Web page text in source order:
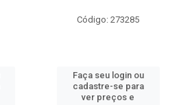
Código: 273285
Faça seu login ou
cadastre-se para
ver preços e